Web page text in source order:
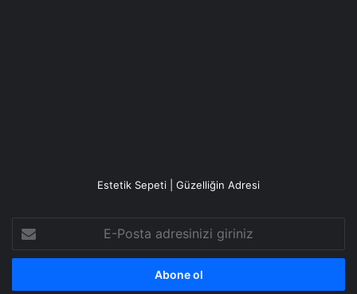
Estetik Sepeti | Güzelliğin Adresi
Posta
adresinizi